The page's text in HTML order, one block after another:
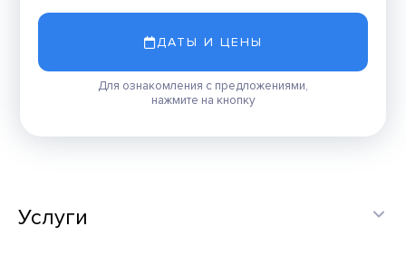
ДАТЫ И ЦЕНЫ
Для ознакомления с предложениями,
нажмите на кнопку
Услуги